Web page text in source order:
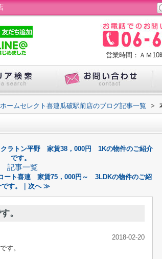
営業時間：ＡＭ10
ームセレクト喜連瓜破駅前店のブログ記事一覧 >
ラトン平野 家賃38，000円 1Kの物件のご紹介
です。
記事一覧
ート喜連 家賃75，000円～ 3LDKの物件のご紹
です。｜次へ ≫
。
2018-02-20
す。